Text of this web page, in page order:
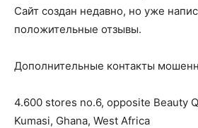
Сайт создан недавно, но уже
положительные отзывы.
Дополнительные контакты
4.600 stores no.6, opposite Beauty
Kumasi, Ghana, West Africa